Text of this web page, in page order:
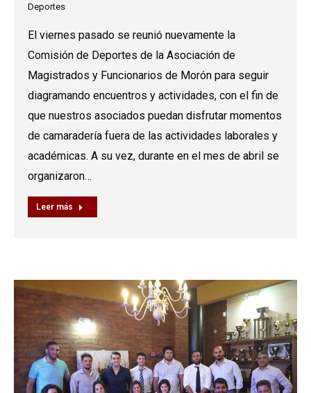
Deportes
El viernes pasado se reunió nuevamente la
Comisión de Deportes de la Asociación de
Magistrados y Funcionarios de Morón para seguir
diagramando encuentros y actividades, con el fin de
que nuestros asociados puedan disfrutar momentos
de camaradería fuera de las actividades laborales y
académicas. A su vez, durante en el mes de abril se
organizaron…
Leer más